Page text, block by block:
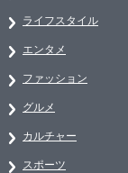
ライフスタイル
エンタメ
ファッション
グルメ
カルチャー
スポーツ